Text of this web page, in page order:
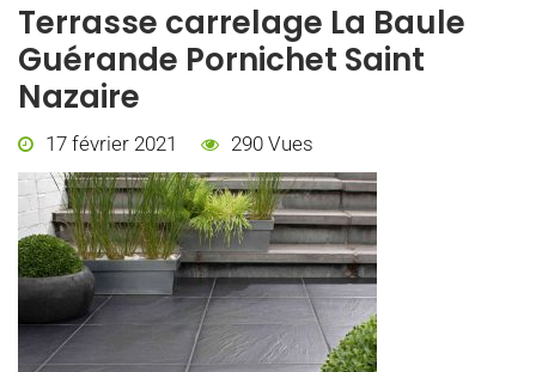
Terrasse carrelage La Baule
Guérande Pornichet Saint
Nazaire
17 février 2021 290 Vues